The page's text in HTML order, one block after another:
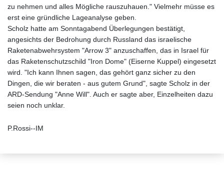
zu nehmen und alles Mögliche rauszuhauen." Vielmehr müsse es
erst eine gründliche Lageanalyse geben.
Scholz hatte am Sonntagabend Überlegungen bestätigt,
angesichts der Bedrohung durch Russland das israelische
Raketenabwehrsystem "Arrow 3" anzuschaffen, das in Israel für
das Raketenschutzschild "Iron Dome" (Eiserne Kuppel) eingesetzt
wird. "Ich kann Ihnen sagen, das gehört ganz sicher zu den
Dingen, die wir beraten - aus gutem Grund", sagte Scholz in der
ARD-Sendung "Anne Will". Auch er sagte aber, Einzelheiten dazu
seien noch unklar.
P.Rossi--IM